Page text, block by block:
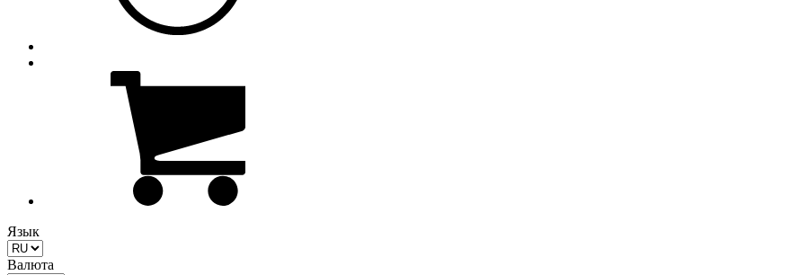
Язык
Валюта